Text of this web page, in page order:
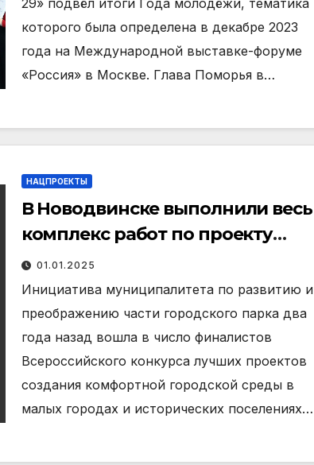
29» подвёл итоги Года молодёжи, тематика
которого была определена в декабре 2023
года на Международной выставке-форуме
«Россия» в Москве. Глава Поморья в…
НАЦПРОЕКТЫ
В Новодвинске выполнили весь
комплекс работ по проекту
благоустройства «Над рекой»
01.01.2025
Инициатива муниципалитета по развитию и
преображению части городского парка два
года назад вошла в число финалистов
Всероссийского конкурса лучших проектов
создания комфортной городской среды в
малых городах и исторических поселениях…